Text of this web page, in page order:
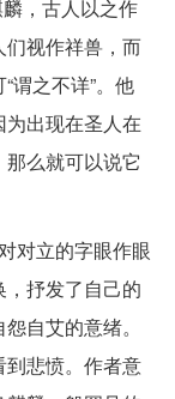
麟，古人以之作
视作祥兽，而
谓之不详”。他
出现在圣人在
么就可以说它
对立的字眼作眼
抒发了自己的
自艾的意绪。
悲愤。作者意